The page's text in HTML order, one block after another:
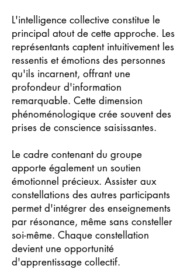
L'intelligence collective constitue le
principal atout de cette approche. Les
représentants captent intuitivement les
ressentis et émotions des personnes
qu'ils incarnent, offrant une
profondeur d'information
remarquable. Cette dimension
phénoménologique crée souvent des
prises de conscience saisissantes.
Le cadre contenant du groupe
apporte également un soutien
émotionnel précieux. Assister aux
constellations des autres participants
permet d'intégrer des enseignements
par résonance, même sans consteller
soi-même. Chaque constellation
devient une opportunité
d'apprentissage collectif.